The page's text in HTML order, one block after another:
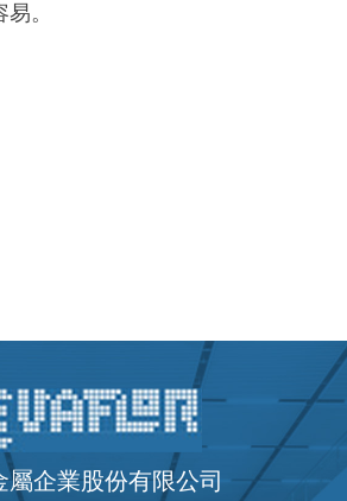
。
屬企業股份有限公司